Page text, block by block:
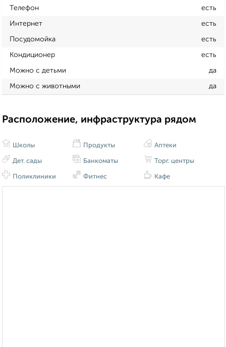
Телефон есть
Интернет есть
Посудомойка есть
Кондиционер есть
Можно с детьми да
Можно с животными да
Расположение, инфраструктура рядом
Школы
Дет. сады
Поликлиники
Продукты
Банкоматы
Фитнес
Аптеки
Торг. центры
Кафе